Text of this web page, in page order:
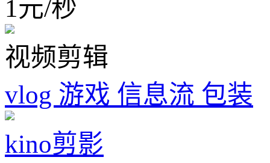
1元/秒
视频剪辑
vlog 游戏 信息流 包装
kino剪影